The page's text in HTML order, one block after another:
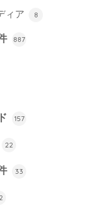
ィア 8
887
157
22
33